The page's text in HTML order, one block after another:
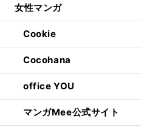
女性マンガ
Cookie
Cocohana
office YOU
マンガMee公式サイト